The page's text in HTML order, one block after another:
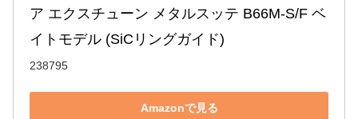
ア エクスチューン メタルスッテ B66M-S/F ベ
イトモデル (SiCリングガイド)
238795
Amazonで見る